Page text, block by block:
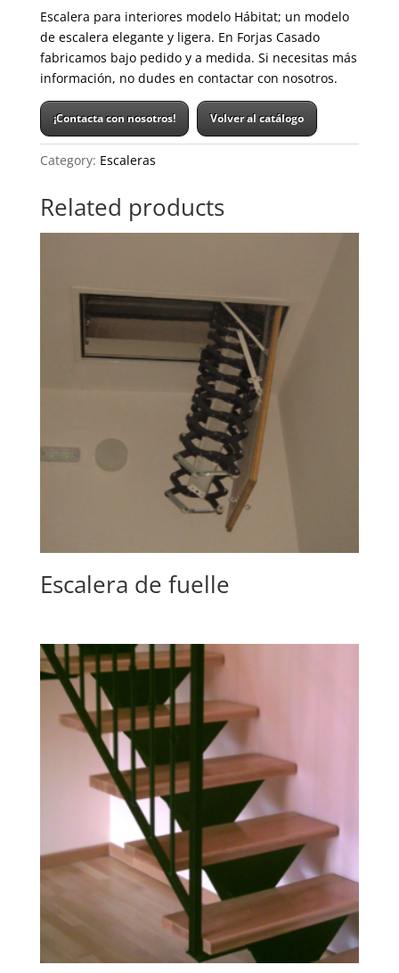
Escalera para interiores modelo Hábitat; un modelo
de escalera elegante y ligera. En Forjas Casado
fabricamos bajo pedido y a medida. Si necesitas más
información, no dudes en contactar con nosotros.
¡Contacta con nosotros! Volver al catálogo
Category: Escaleras
Related products
Escalera de fuelle